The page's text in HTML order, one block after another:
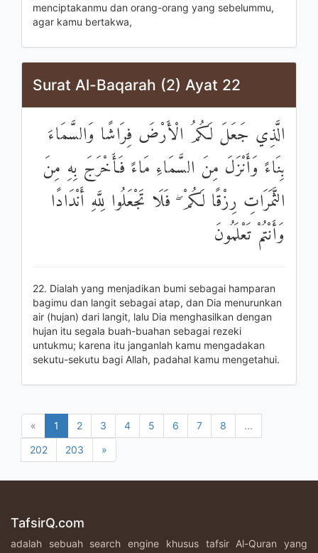
menciptakanmu dan orang-orang yang sebelummu,
agar kamu bertakwa,
Surat Al-Baqarah (2) Ayat 22
الَّذِي جَعَلَ لَكُمُ الْأَرْضَ فِرَاشًا وَالسَّمَاءَ
بِنَاءً وَأَنْزَلَ مِنَ السَّمَاءِ مَاءً فَأَخْرَجَ بِهِ مِنَ
الثَّمَرَاتِ رِزْقًا لَكُمْ ۖ فَلَا تَجْعَلُوا لِلَّهِ أَنْدَادًا
وَأَنْتُمْ تَعْلَمُونَ
22. Dialah yang menjadikan bumi sebagai hamparan
bagimu dan langit sebagai atap, dan Dia menurunkan
air (hujan) dari langit, lalu Dia menghasilkan dengan
hujan itu segala buah-buahan sebagai rezeki
untukmu; karena itu janganlah kamu mengadakan
sekutu-sekutu bagi Allah, padahal kamu mengetahui.
« 1 2 3 4 5 6 7 8
...
202
203 »
TafsirQ.com
adalah sebuah search engine khusus tafsir Al-Quran yang